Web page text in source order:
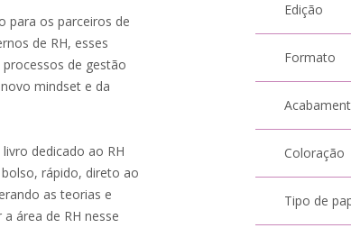
para os parceiros de
de RH, esses
de gestão
mindset e da
dedicado ao RH
rápido, direto ao
as teorias e
área de RH nesse
Edição
Formato
Coloração
Tipo de